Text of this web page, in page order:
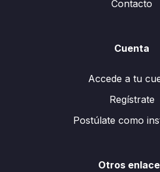
Contacto
Cuenta
Accede a tu
Regístrate
Postúlate como
Otros